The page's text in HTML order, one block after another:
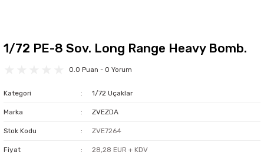
1/72 PE-8 Sov. Long Range Heavy Bomb.
0.0 Puan - 0 Yorum
Kategori 1/72 Uçaklar
Marka ZVEZDA
Stok Kodu ZVE7264
Fiyat 28,28 EUR + KDV